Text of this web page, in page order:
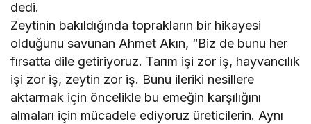
dedi.
Zeytinin bakıldığında toprakların bir hikayesi
olduğunu savunan Ahmet Akın, “Biz de bunu her
fırsatta dile getiriyoruz. Tarım işi zor iş, hayvancılık
işi zor iş, zeytin zor iş. Bunu ileriki nesillere
aktarmak için öncelikle bu emeğin karşılığını
almaları için mücadele ediyoruz üreticilerin. Aynı